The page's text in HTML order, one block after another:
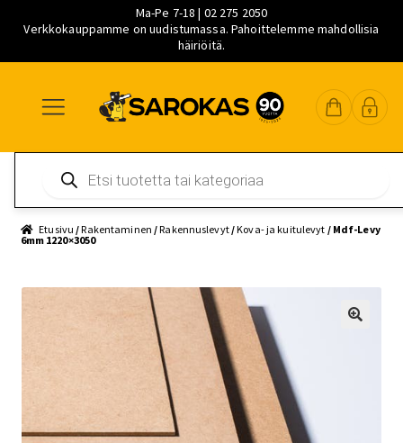
Ma-Pe 7-18 | 02 275 2050
Verkkokauppamme on uudistumassa. Pahoittelemme mahdollisia
häiriöitä.
navigointiin
sisältöön
pääsisältöön
search
Etusivu /Rakentaminen /Rakennuslevyt/Kova- ja kuitulevyt / Mdf-Levy
6mm 1220×3050